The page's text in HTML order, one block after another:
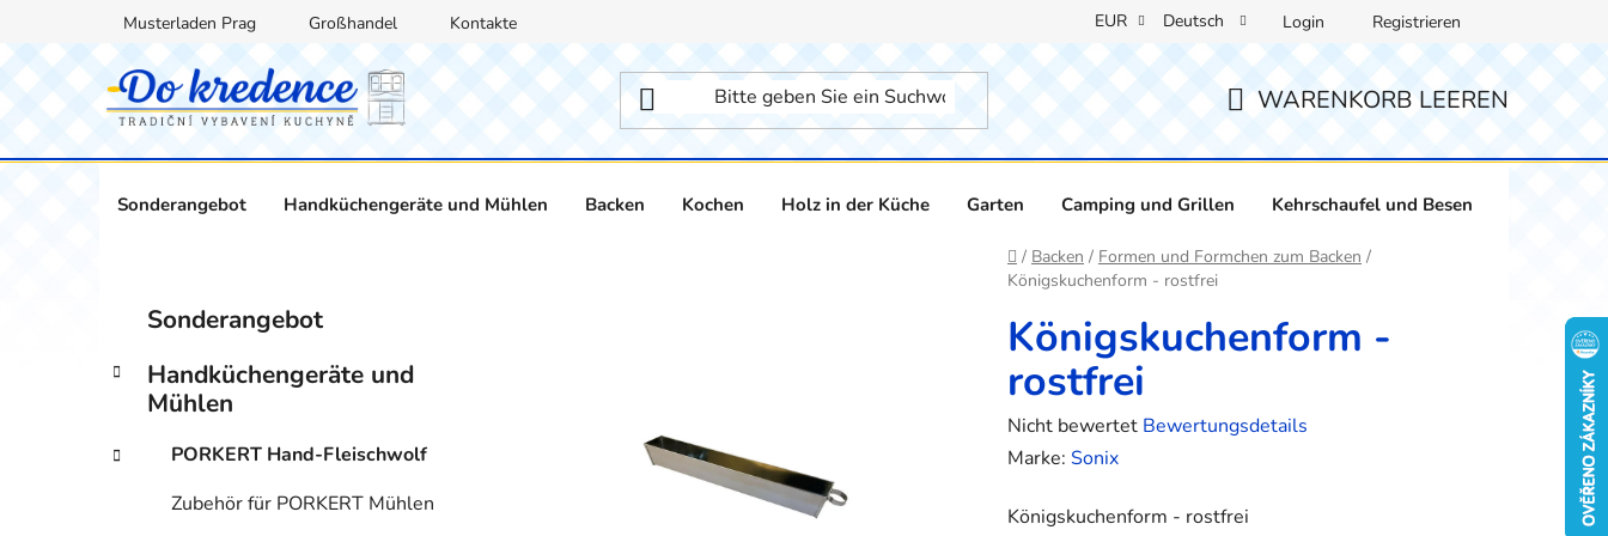
springen
Musterladen Prag Großhandel Kontakte EUR Deutsch Login Registrieren
WARENKORB
WARENKORB LEEREN
Sonderangebot Handküchengeräte und Mühlen Backen Kochen Holz in der Küche Garten Camping und Grillen Kehrschaufel und Besen
Startseite
/ Backen / Formen und Formchen zum Backen /
Königskuchenform - rostfrei
i
n
Kategorien
überspringen
e
r
Sonderangebot
Handküchengeräte und
Mühlen
PORKERT Hand-Fleischwolf
Zubehör für PORKERT Mühlen
Königskuchenform -
rostfrei
Die
durchschnittliche
ist
Nicht bewertet Bewertungsdetails
Marke: Sonix
Königskuchenform - rostfrei